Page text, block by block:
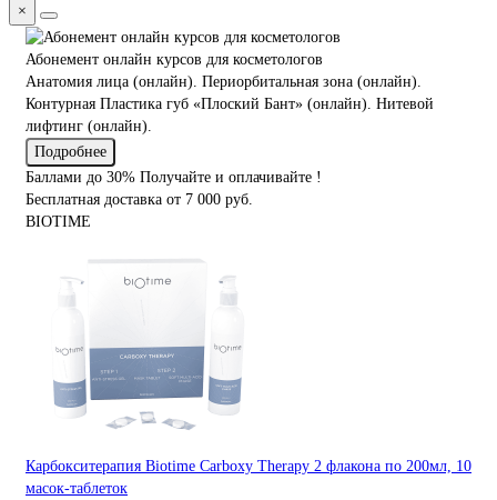
×
Абонемент онлайн курсов для косметологов
Анатомия лица (онлайн). Периорбитальная зона (онлайн).
Контурная Пластика губ «Плоский Бант» (онлайн). Нитевой
лифтинг (онлайн).
Подробнее
Баллами до 30% Получайте и оплачивайте !
Бесплатная доставка от 7 000 руб.
BIOTIME
Карбокситерапия Biotime Carboxy Therapy 2 флакона по 200мл, 10
масок-таблеток